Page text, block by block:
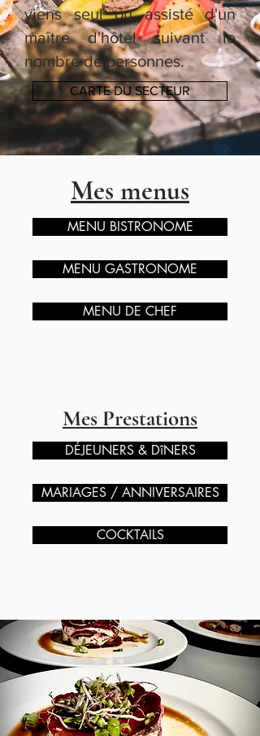
viens seul ou assisté d'un
maître d'hôtel suivant le
nombre de personnes.
CARTE DU SECTEUR
Mes menus
MENU BISTRONOME
MENU GASTRONOME
MENU DE CHEF
Mes Prestations
DÉJEUNERS & DîNERS
MARIAGES / ANNIVERSAIRES
COCKTAILS